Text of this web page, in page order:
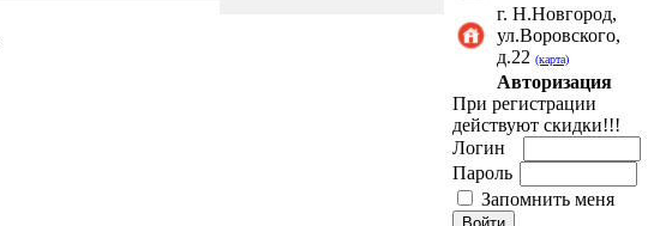
г. Н.Новгород,
ул.Воровского,
д.22 (карта)
Авторизация
При регистрации
действуют скидки!!!
Логин
Пароль
Запомнить меня